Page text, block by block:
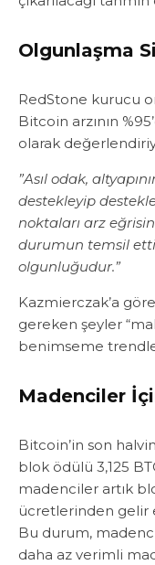
Olgunlaşma
RedStone kurucu
Bitcoin arzının
olarak
”Asıl odak,
destekleyip
noktaları arz
durumun temsil
olgunluğudur.”
Kazmierczak’a
gereken şeyler
benimseme
Madenciler
Bitcoin’in son
blok ödülü 3,125
madenciler artık
ücretlerinden gelir
Bu durum,
daha az verimli